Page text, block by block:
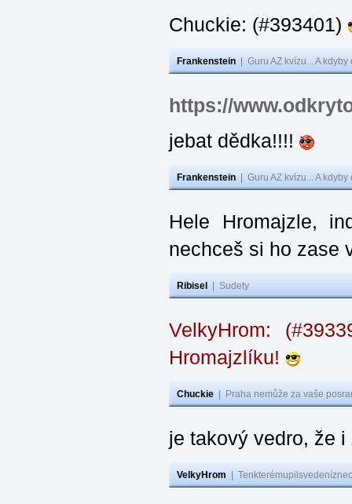
Chuckie: (#393401)
Frankenstein Guru AZ kvízu... A
https://
jebat dědka!!!!
Frankenstein Guru AZ kvízu... A
Hele Hromajzle,
nechceš si ho zase
Ribisel Sudety
VelkyHrom:
Hromajzlíku!
Chuckie Praha nemůže za vaše
je takový vedro, že
VelkyHrom